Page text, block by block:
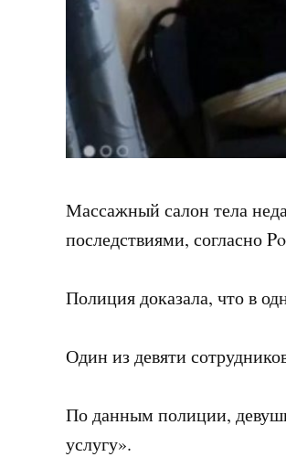
Массажный салон тела
последствиями, согласно
Полиция доказала, что в
Один из девяти
По данным полиции,
услугу».